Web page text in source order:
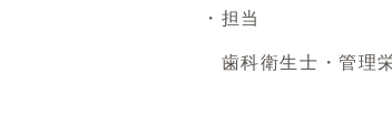
・担当
歯科衛生士・管理